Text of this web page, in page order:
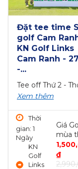
Sân
Ranh,
Links
- 27 Hố
2 - Thứ 6
Giá Golf
mùa thu
1,500,000
2,990,000